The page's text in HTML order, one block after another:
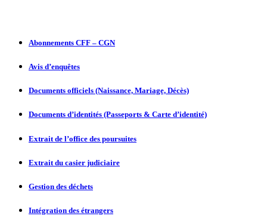
Abonnements CFF – CGN
Avis d’enquêtes
Documents officiels (Naissance, Mariage, Décès)
Documents d’identités (Passeports & Carte d’identité)
Extrait de l’office des poursuites
Extrait du casier judiciaire
Gestion des déchets
Intégration des étrangers